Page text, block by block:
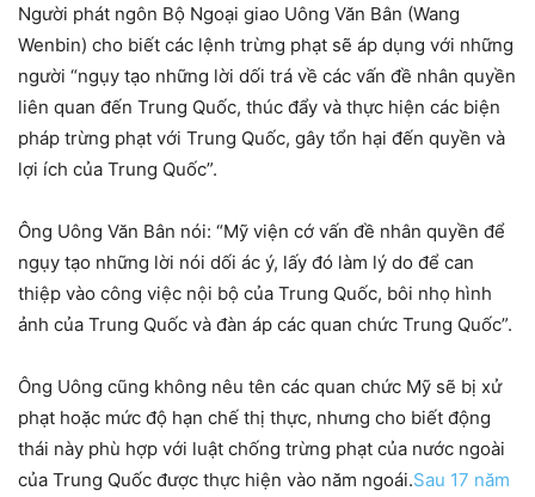
Người phát ngôn Bộ Ngoại giao Uông Văn Bân (Wang
Wenbin) cho biết các lệnh trừng phạt sẽ áp dụng với những
người “ngụy tạo những lời dối trá về các vấn đề nhân quyền
liên quan đến Trung Quốc, thúc đẩy và thực hiện các biện
pháp trừng phạt với Trung Quốc, gây tổn hại đến quyền và
lợi ích của Trung Quốc”.
Ông Uông Văn Bân nói: “Mỹ viện cớ vấn đề nhân quyền để
ngụy tạo những lời nói dối ác ý, lấy đó làm lý do để can
thiệp vào công việc nội bộ của Trung Quốc, bôi nhọ hình
ảnh của Trung Quốc và đàn áp các quan chức Trung Quốc”.
Ông Uông cũng không nêu tên các quan chức Mỹ sẽ bị xử
phạt hoặc mức độ hạn chế thị thực, nhưng cho biết động
thái này phù hợp với luật chống trừng phạt của nước ngoài
của Trung Quốc được thực hiện vào năm ngoái.Sau 17 năm